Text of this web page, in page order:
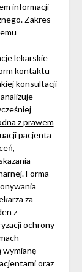
informacji
Zakres
lekarskie
kontaktu
konsultacji
z prawem
pacjenta
Forma
za
z
ochrony
wymianę
oraz